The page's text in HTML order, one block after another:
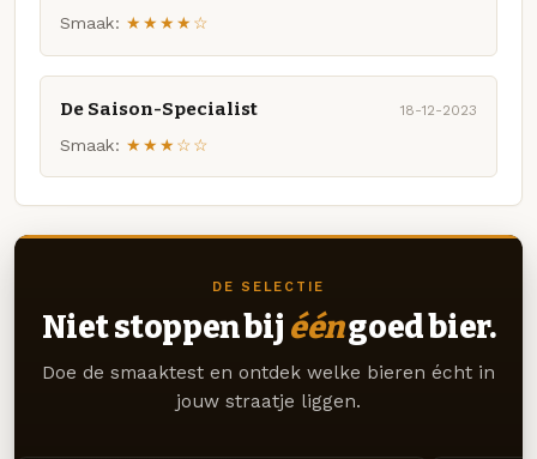
Smaak: ★★★★☆
De Saison-Specialist 18-12-2023
Smaak: ★★★☆☆
DE SELECTIE
Niet stoppen bij ééngoed bier.
Doe de smaaktest en ontdek welke bieren écht in
jouw straatje liggen.